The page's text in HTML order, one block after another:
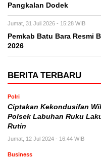
Pangkalan Dodek
Jumat, 31 Juli 2026 - 15:28 WIB
Pemkab Batu Bara Resmi
2026
BERITA TERBARU
Polri
Ciptakan Kekondusifan
Polsek Labuhan Ruku
Rutin
Jumat, 12 Jul 2024 - 16:44 WIB
Business